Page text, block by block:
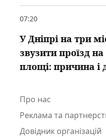
07:20
У Дніпрі на три
звузити проїзд
площі: причина і
Про нас
Реклама та
Довідник організацій